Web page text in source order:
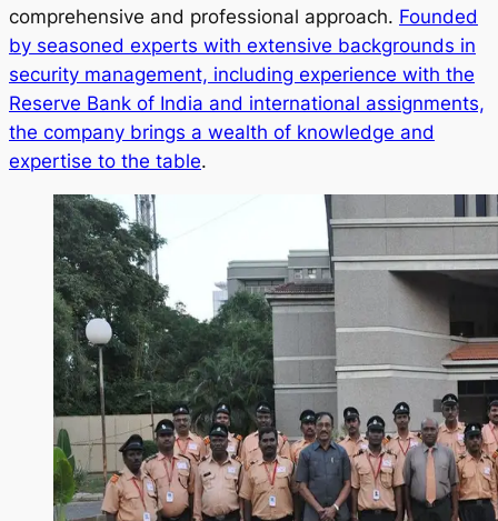
comprehensive and professional approach. Founded
by seasoned experts with extensive backgrounds in
security management, including experience with the
Reserve Bank of India and international assignments,
the company brings a wealth of knowledge and
expertise to the table.